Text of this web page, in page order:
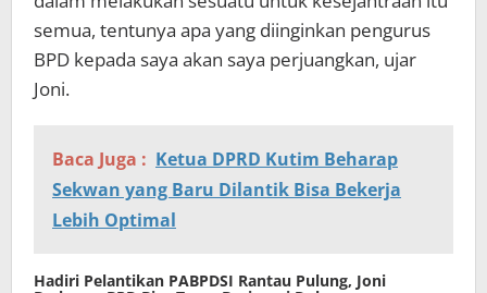
semua, tentunya apa yang diinginkan pengurus
BPD kepada saya akan saya perjuangkan, ujar
Joni.
Baca Juga : Ketua DPRD Kutim Beharap
Sekwan yang Baru Dilantik Bisa Bekerja
Lebih Optimal
Hadiri Pelantikan PABPDSI Rantau Pulung, Joni